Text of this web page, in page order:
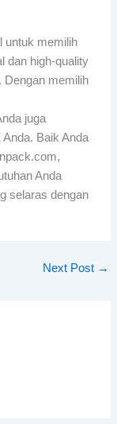
untuk memilih
dan high-quality
Dengan memilih
juga
Baik Anda
Anda
selaras dengan
Next Post →